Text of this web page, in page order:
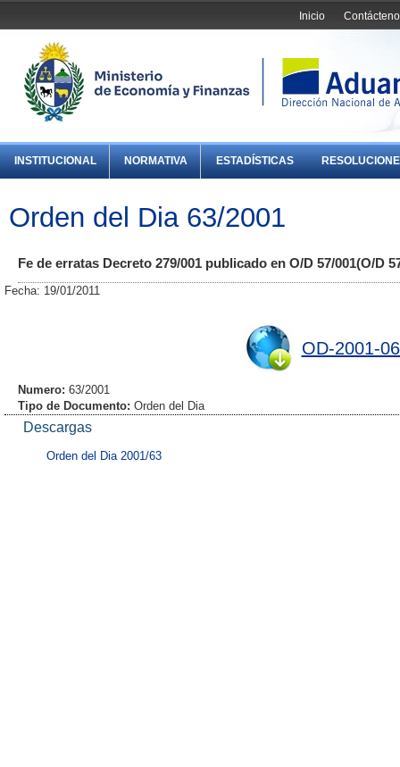
Inicio
INSTITUCIONAL NORMATIVA ESTADÍSTICAS
Orden del Dia 63/2001
Fe de erratas Decreto 279/001 publicado en O/D 57/001(O/D
Fecha: 19/01/2011
OD-2001-
Numero: 63/2001
Tipo de Documento: Orden del Dia
Descargas
Orden del Dia 2001/63